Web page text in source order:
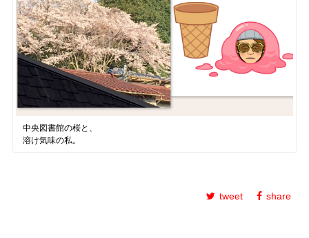
中央図書館の桜と、
溶け気味の私。
tweet share